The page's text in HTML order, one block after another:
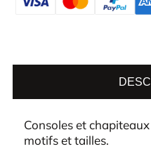
Consoles et
motifs et tailles.